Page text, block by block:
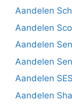
Aandelen
Aandelen
Aandelen
Aandelen
Aandelen
Aandelen